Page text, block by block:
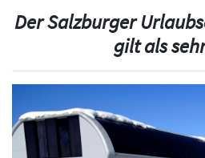
Der Salzburger
gilt als